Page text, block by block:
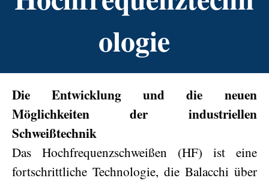
ologie
Die Entwicklung und die neuen
Möglichkeiten der industriellen
Schweißtechnik
Das Hochfrequenzschweißen (HF) ist eine
fortschrittliche Technologie, die Balacchi über